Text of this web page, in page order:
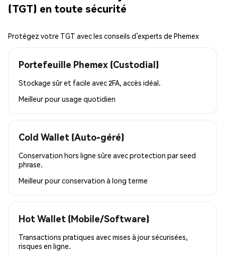
(TGT) en toute sécurité
Protégez votre TGT avec les conseils d’experts de Phemex
Portefeuille Phemex (Custodial)
Stockage sûr et facile avec 2FA, accès idéal.
Meilleur pourusage quotidien
Cold Wallet (Auto-géré)
Conservation hors ligne sûre avec protection par seed
phrase.
Meilleur pourconservation à long terme
Hot Wallet (Mobile/Software)
Transactions pratiques avec mises à jour sécurisées,
risques en ligne.